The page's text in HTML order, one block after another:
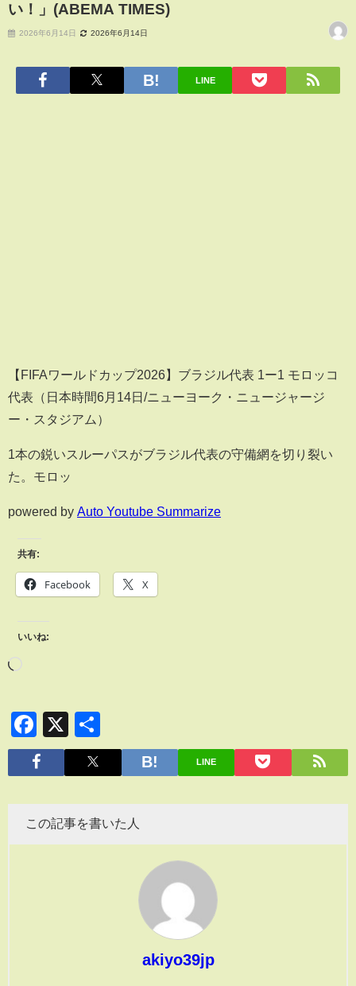
い！」(ABEMA TIMES)
2026年6月14日 2026年6月14日
LINE
【FIFAワールドカップ2026】ブラジル代表 1ー1 モロッコ
代表（日本時間6月14日/ニューヨーク・ニュージャージ
ー・スタジアム）
1本の鋭いスルーパスがブラジル代表の守備網を切り裂い
た。モロッ
powered by Auto Youtube Summarize
共有:
Facebook X
いいね:
Facebook
X
有
LINE
この記事を書いた人
akiyo39jp